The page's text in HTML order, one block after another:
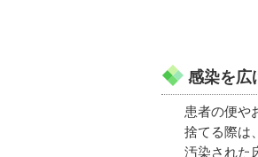
感染を広
患者の便や
捨てる際は
汚染された